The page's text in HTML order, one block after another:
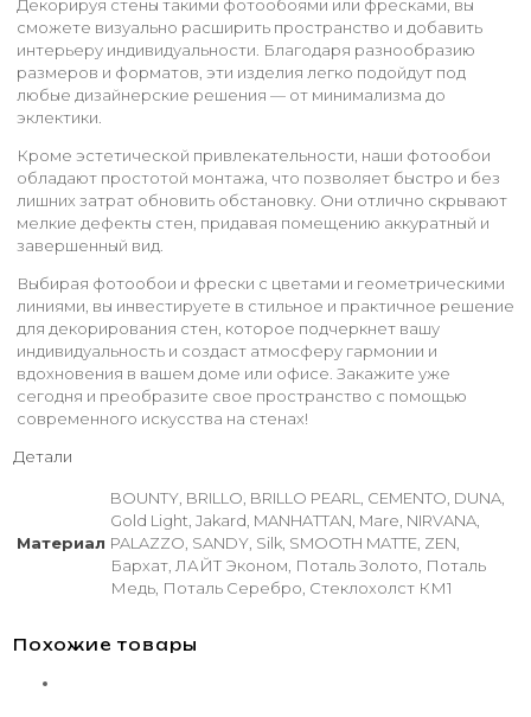
Декорируя стены такими фотообоями или фресками, вы
сможете визуально расширить пространство и добавить
интерьеру индивидуальности. Благодаря разнообразию
размеров и форматов, эти изделия легко подойдут под
любые дизайнерские решения — от минимализма до
эклектики.
Кроме эстетической привлекательности, наши фотообои
обладают простотой монтажа, что позволяет быстро и без
лишних затрат обновить обстановку. Они отлично скрывают
мелкие дефекты стен, придавая помещению аккуратный и
завершенный вид.
Выбирая фотообои и фрески с цветами и геометрическими
линиями, вы инвестируете в стильное и практичное решение
для декорирования стен, которое подчеркнет вашу
индивидуальность и создаст атмосферу гармонии и
вдохновения в вашем доме или офисе. Закажите уже
сегодня и преобразите свое пространство с помощью
современного искусства на стенах!
Детали
Материал
BOUNTY, BRILLO, BRILLO PEARL, CEMENTO, DUNA,
Gold Light, Jakard, MANHATTAN, Mare, NIRVANA,
PALAZZO, SANDY, Silk, SMOOTH MATTE, ZEN,
Бархат, ЛАЙТ Эконом, Поталь Золото, Поталь
Медь, Поталь Серебро, Стеклохолст КМ1
Похожие товары